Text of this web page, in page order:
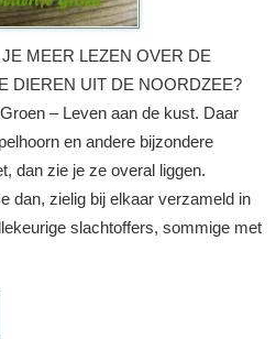
MEER LEZEN OVER DE
DIEREN UIT DE NOORDZEE?
– Leven aan de kust. Daar
en andere bijzondere
dan zie je ze overal liggen.
dan, zielig bij elkaar verzameld in
slachtoffers, sommige met